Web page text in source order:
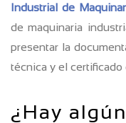
Industrial de
de maquinaria
presentar la
técnica y el certificado
¿Hay